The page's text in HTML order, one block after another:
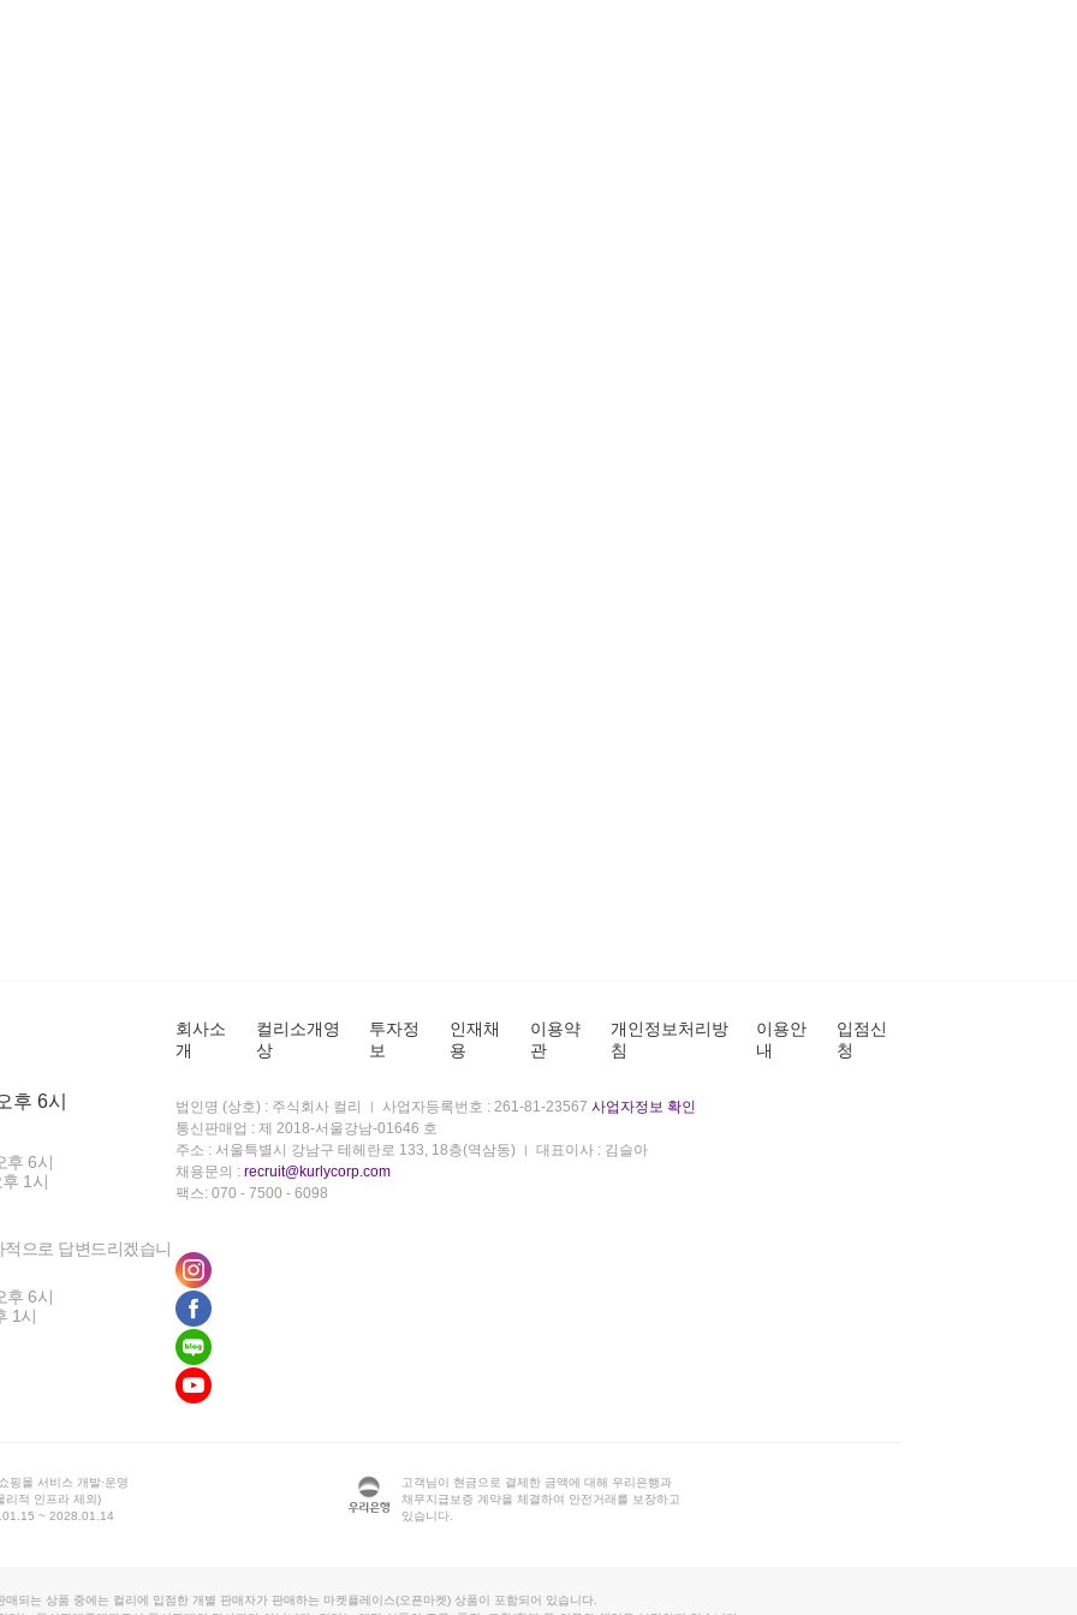
후 6시
후 6시
1시
으로 답변드리겠습니
후 6시
1시
회사소
개
컬리소개영
상
투자정
보
인재채
용
이용약
관
개인정보처리방
침
이용안
내
입점신
청
법인명 (상호) : 주식회사 컬리 사업자등록번호 : 261-81-23567 사업자정보 확인
통신판매업 : 제 2018-서울강남-01646 호
주소 : 서울특별시 강남구 테헤란로 133, 18층(역삼동)
대표이사 : 김슬아
채용문의 : recruit@kurlycorp.com
팩스: 070 - 7500 - 6098
핑몰 서비스 개발·운영
리적 인프라 제외)
~ 2028.01.14
고객님이 현금으로 결제한 금액에 대해 우리은행과
채무지급보증 계약을 체결하여 안전거래를 보장하고
있습니다.
매되는 상품 중에는 컬리에 입점한 개별 판매자가 판매하는 마켓플레이스(오픈마켓) 상품이 포함되어 있습니다.